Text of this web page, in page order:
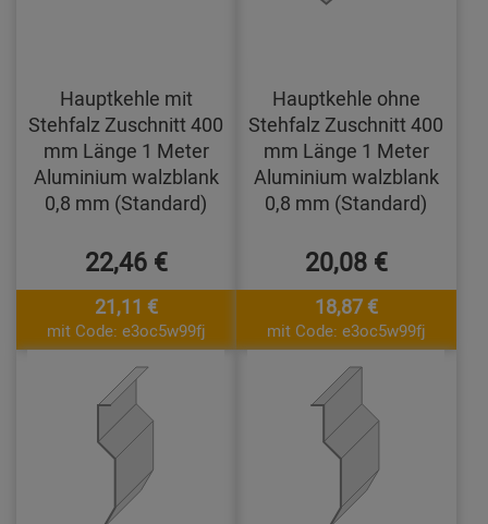
Hauptkehle mit
Stehfalz Zuschnitt 400
mm Länge 1 Meter
Aluminium walzblank
0,8 mm (Standard)
22,46 €
21,11 €
mit Code: e3oc5w99fj
Hauptkehle ohne
Stehfalz Zuschnitt 400
mm Länge 1 Meter
Aluminium walzblank
0,8 mm (Standard)
20,08 €
18,87 €
mit Code: e3oc5w99fj